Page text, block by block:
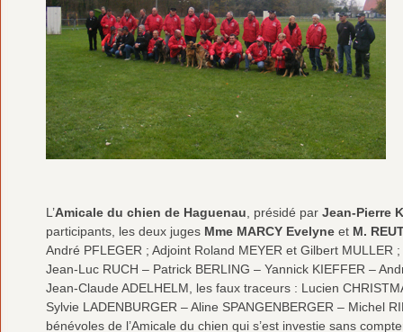
L’Amicale du chien de Haguenau , présidé par Jean-Pierre
participants, les deux juges Mme MARCY Evelyne et M.
André PFLEGER ; Adjoint Roland MEYER et Gilbert MULLER
Jean-Luc RUCH – Patrick BERLING – Yannick KIEFFER –
Jean-Claude ADELHELM, les faux traceurs : Lucien
Sylvie LADENBURGER – Aline SPANGENBERGER – Michel
bénévoles de l’Amicale du chien qui s’est investie sans